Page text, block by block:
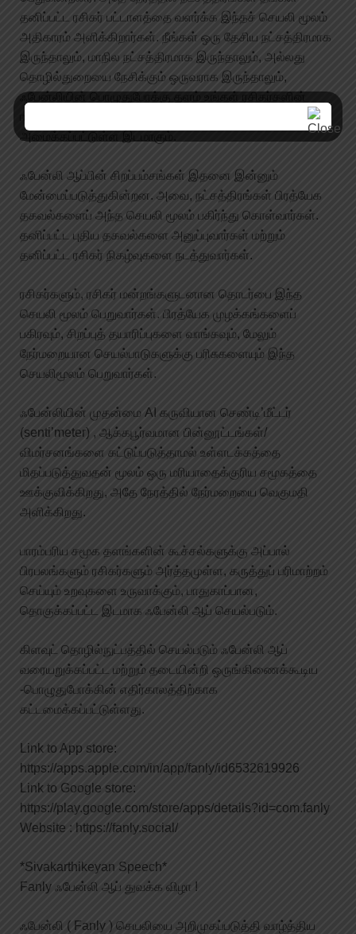
தனிப்பட்ட ரசிகர் பட்டாளத்தை வளர்க்க இந்தச் செயலி மூலம்
அதிகாரம் அளிக்கிறார்கள். நீங்கள் ஒரு தேசிய நட்சத்திரமாக
இருந்தாலும், மாநில நட்சத்திரமாக இருந்தாலும், அல்லது
தொழில்துறையை நேசிக்கும் ஒருவராக இருந்தாலும்,
ஃபேன்லியின் பொழுதுபோக்கு தளம் உங்கள் ரசிகர்களின்
ஃபேன்லி ஆப்பின் சிறப்பம்சங்கள் இதனை இன்னும்
மேன்மைப்படுத்துகின்றன. அவை, நட்சத்திரங்கள் பிரத்யேக
தகவல்களைப் அந்த செயலி மூலம் பகிர்ந்து கொள்வார்கள்.
தனிப்பட்ட புதிய தகவல்களை அனுப்புவார்கள் மற்றும்
தனிப்பட்ட ரசிகர் நிகழ்வுகளை நடத்துவார்கள்.
ரசிகர்களும், ரசிகர் மன்றங்களுடனான தொடர்பை இந்த
செயலி மூலம் பெறுவார்கள். பிரத்யேக முழக்கங்களைப்
பகிரவும், சிறப்புத் தயாரிப்புகளை வாங்கவும், மேலும்
நேர்மறையான செயல்பாடுகளுக்கு பரிசுகளையும் இந்த
செயலிமூலம் பெறுவார்கள்.
ஃபேன்லியின் முதன்மை AI கருவியான செண்டி’மீட்டர்
(senti’meter) , ஆக்கபூர்வமான பின்னூட்டங்கள்/
விமர்சனங்களை கட்டுப்படுத்தாமல் உள்ளடக்கத்தை
மிதப்படுத்துவதன் மூலம் ஒரு மரியாதைக்குரிய சமூகத்தை
ஊக்குவிக்கிறது, அதே நேரத்தில் நேர்மறையை வெகுமதி
அளிக்கிறது.
பாரம்பரிய சமூக தளங்களின் கூச்சல்களுக்கு அப்பால்
பிரபலங்களும் ரசிகர்களும் அர்த்தமுள்ள, கருத்துப் பரிமாற்றம்
செய்யும் உறவுகளை உருவாக்கும், பாதுகாப்பான,
தொகுக்கப்பட்ட இடமாக ஃபேன்லி ஆப் செயல்படும்.
கிளவுட் தொழில்நுட்பத்தில் செயல்படும் ஃபேன்லி ஆப்
வரையறுக்கப்பட்ட மற்றும் தடையின்றி ஒருங்கிணைக்கூடிய
-பொழுதுபோக்கின் எதிர்காலத்திற்காக
கட்டமைக்கப்பட்டுள்ளது.
Link to App store:
https://apps.apple.com/in/app/fanly/id6532619926
Link to Google store:
https://play.google.com/store/apps/details?id=com.fanly
Website : https://fanly.social/
*Sivakarthikeyan Speech*
Fanly ஃபேன்லி ஆப் துவக்க விழா !
ஃபேன்லி ( Fanly ) செயலியை அறிமுகப்படுத்தி வாழ்த்திய